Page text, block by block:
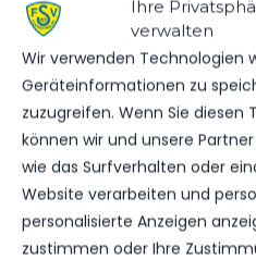
Ihre
verwalten
Wir verwenden Technologien
Geräteinformationen zu
zuzugreifen. Wenn Sie
können wir und unsere
wie das Surfverhalten oder
Website verarbeiten und
personalisierte Anzeigen
zustimmen oder Ihre
STADION
WERNER-SEELENBINDER
Str. des Friedens 42, 14943
ERGEBNIS